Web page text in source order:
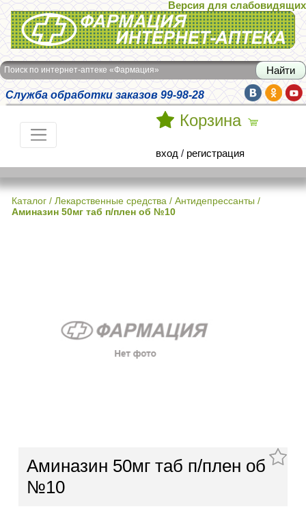
Интернет-аптека Фармация
Версия для слабовидящих
Поиск по интернет-аптеке «Фармация»
Служба обработки заказов 99-98-28
Корзина
вход / регистрация
Каталог / Лекарственные средства / Антидепрессанты /
Аминазин 50мг таб п/плен об №10
Аминазин 50мг таб п/плен об
№10